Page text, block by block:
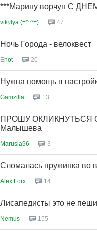
***Марину ворчун С
vikуlya (=^.^=) 47
Ночь Города - велоквест
Еnot 20
Нужна помощь в
Gamzilla 13
ПРОШУ ОКЛИКНУТЬСЯ
Малышева
Marusia96 3
Сломалась пружинка во
Alex Forx 14
Лисапедисты это не
Nemus 155